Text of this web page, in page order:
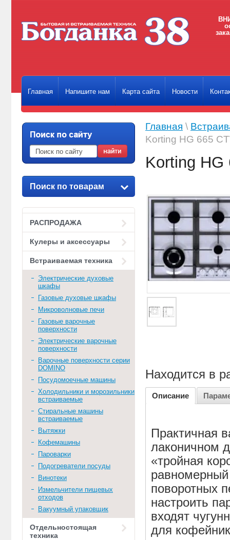
Главная Напишите нам Карта сайта Новости
Поиск по товарам
РАСПРОДАЖА
Кулеры и аксессуары
Встраиваемая техника
Электрические духовые
шкафы
Газовые духовые шкафы
Микроволновые печи
Газовые варочные
поверхности
Электрические варочные
поверхности
Варочные поверхности серии
DOMINO
Посудомоечные машины
Холодильники и морозильники
встраиваемые
Стиральные машины
встраиваемые
Вытяжки
Кофемашины
Пароварки
Подогреватели посуды
Винотеки
Измельчители пищевых
отходов
Вакуумный упаковщик
Отдельностоящая
техника
Главная \
Korting HG 665
Korting HG
Находится в
Описание
Практичная
лаконичном
«тройная
поворотных
настроить
входят
для